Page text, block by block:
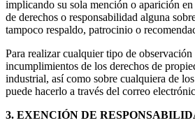
implicando su sola mención o aparición
de derechos o responsabilidad alguna
tampoco respaldo, patrocinio o
Para realizar cualquier tipo de observación
incumplimientos de los derechos de
industrial, así como sobre cualquiera de
puede hacerlo a través del correo
3. EXENCIÓN DE